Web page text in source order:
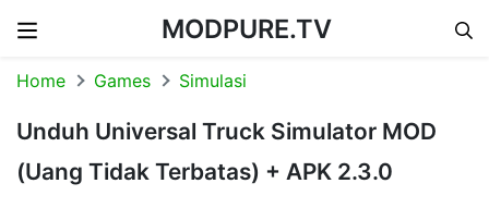
MODPURE.TV
Home Games Simulasi
Unduh Universal Truck Simulator MOD
(Uang Tidak Terbatas) + APK 2.3.0